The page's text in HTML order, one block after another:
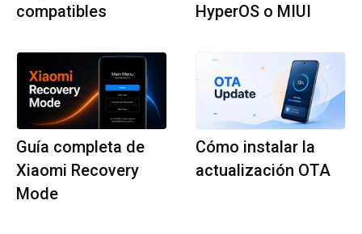
compatibles
HyperOS o MIUI
Guía completa de
Xiaomi Recovery
Mode
Cómo instalar la
actualización OTA